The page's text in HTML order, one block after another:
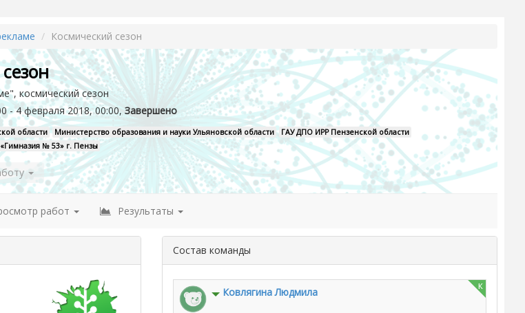
Космический сезон
космический сезон
- 4 февраля 2018, 00:00, Завершено
области Министерство образования и науки Ульяновской области
ГАУ ДПО ИРР Пензенской области
№ 53» г. Пензы
работ Результаты
Состав команды
к
Ковлягина Людмила